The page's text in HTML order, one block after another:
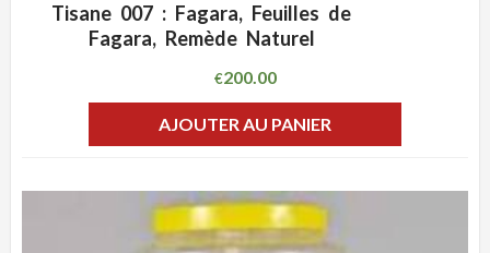
ADD WISHLIST
Tisane 007 : Fagara, Feuilles de
Fagara, Remède Naturel
€200.00
AJOUTER AU PANIER